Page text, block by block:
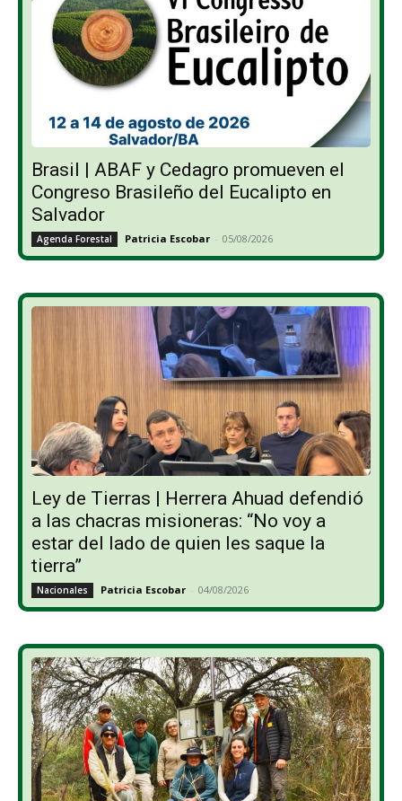
Brasil | ABAF y Cedagro promueven el
Congreso Brasileño del Eucalipto en
Salvador
Agenda Forestal Patricia Escobar - 05/08/2026
Ley de Tierras | Herrera Ahuad defendió
a las chacras misioneras: “No voy a
estar del lado de quien les saque la
tierra”
Nacionales Patricia Escobar - 04/08/2026